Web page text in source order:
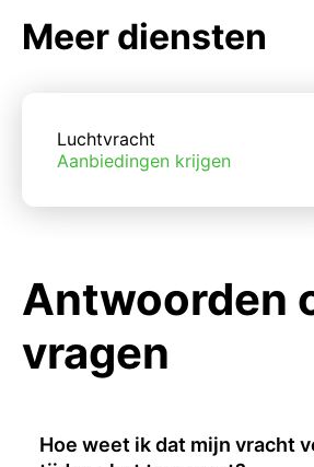
Meer diensten
Luchtvracht
Aanbiedingen krijgen
Antwoorden
vragen
Hoe weet ik dat mijn vracht